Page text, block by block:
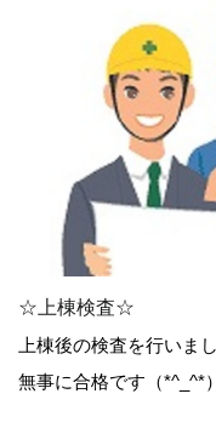
☆上棟検査☆
上棟後の検査を行いま
無事に合格です（*^_^*）